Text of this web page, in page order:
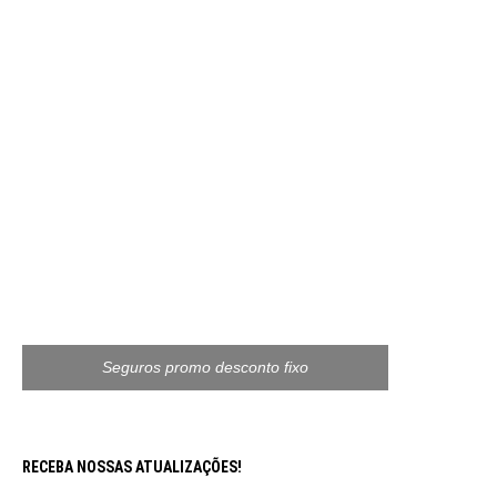
Seguros promo desconto fixo
RECEBA NOSSAS ATUALIZAÇÕES!